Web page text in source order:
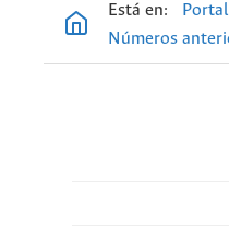
Está en:
Números